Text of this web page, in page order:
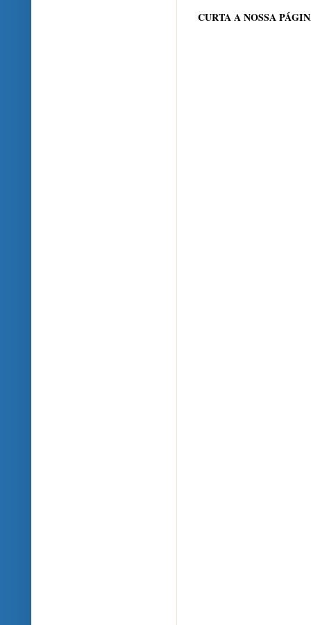
CURTA A NOSSA